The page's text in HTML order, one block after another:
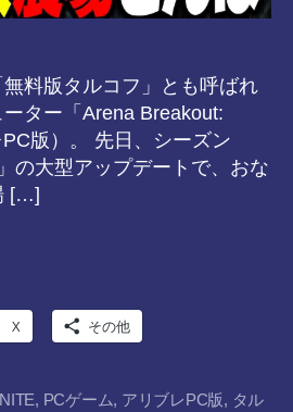
料版タルコフ」とも呼ばれ
ター「Arena Breakout:
版）。 先日、シーズン
の大型アップデートで、おな
[…]
X その他
, PCゲーム, アリブレPC版, タル